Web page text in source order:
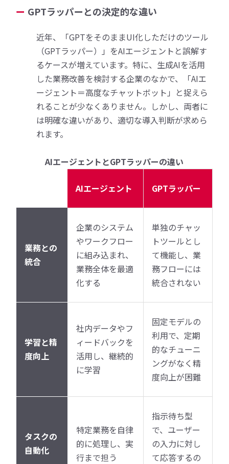
GPTラッパーとの決定的な違い
近年、「GPTをそのままUI化しただけのツール
（GPTラッパー）」をAIエージェントと誤解す
るケースが増えています。特に、生成AIを活用
した業務改善を検討する企業のなかで、「AIエ
ージェント＝高度なチャットボット」と捉えら
れることが少なくありません。しかし、両者に
は明確な違いがあり、適切な導入判断が求めら
れます。
AIエージェントとGPTラッパーの違い
AIエージェント GPTラッパー
業務との
統合
企業のシステム
やワークフロー
に組み込まれ、
業務全体を最適
化する
単独のチャッ
トツールとし
て機能し、業
務フローには
統合されない
学習と精
度向上
社内データやフ
ィードバックを
活用し、継続的
に学習
固定モデルの
利用で、定期
的なチューニ
ングがなく精
度向上が困難
タスクの
自動化
特定業務を自律
的に処理し、実
行まで担う
指示待ち型
で、ユーザー
の入力に対し
て応答するの